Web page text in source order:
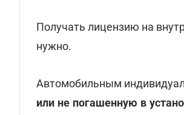
Получать лицензию на
нужно.
Автомобильным
или не погашенную в